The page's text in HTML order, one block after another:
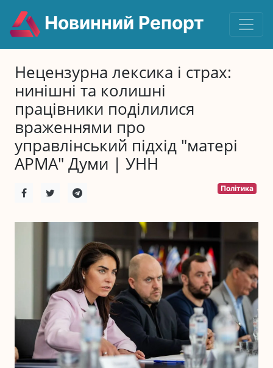
Новинний Репорт
Нецензурна лексика і страх:
нинішні та колишні
працівники поділилися
враженнями про
управлінський підхід "матері
АРМА" Думи | УНН
Політика